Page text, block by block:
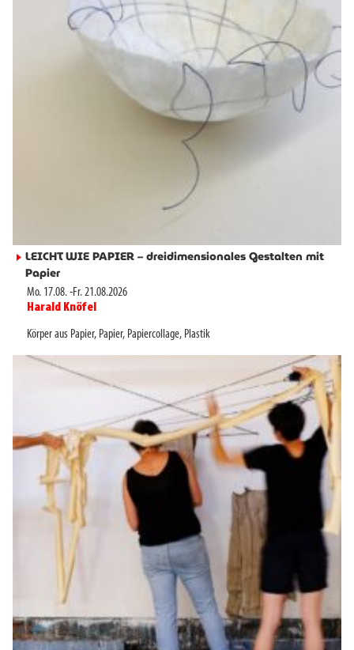
► LEICHT WIE PAPIER – dreidimensionales Gestalten mit
Papier
Mo. 17.08.-Fr. 21.08.2026
Harald Knöfel
Körper aus Papier, Papier, Papiercollage, Plastik